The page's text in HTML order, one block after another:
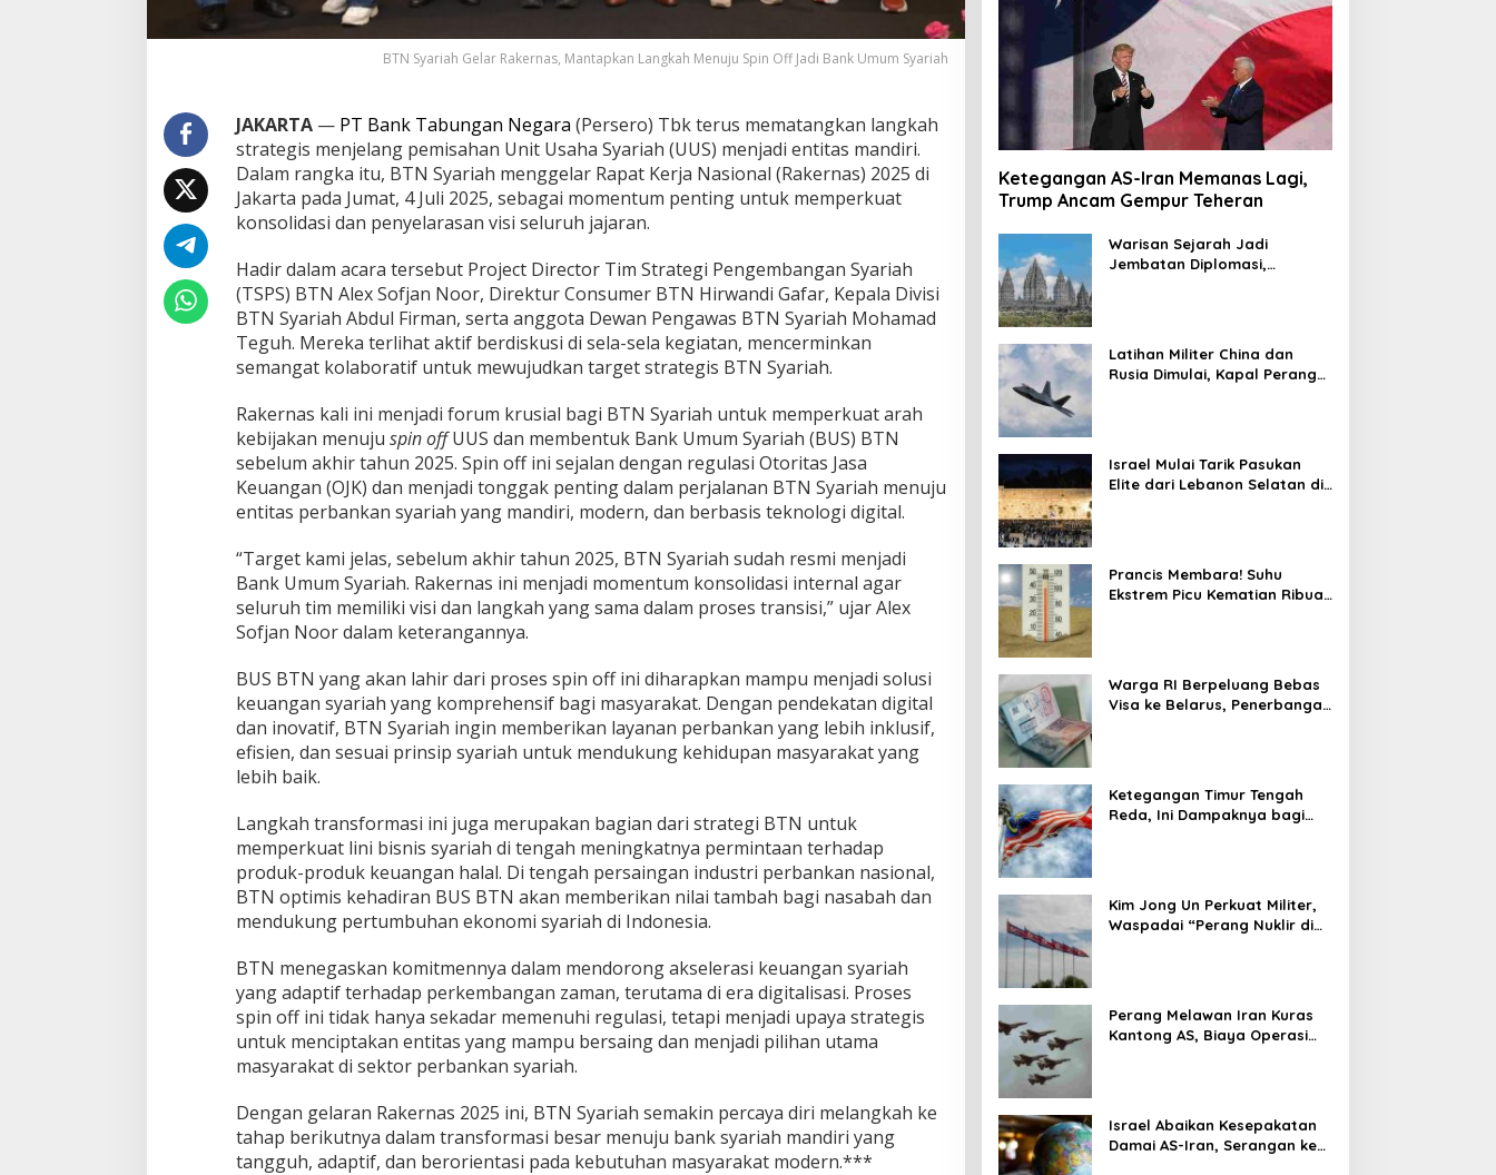
a
n
u
u
S
p
O
f
f
J
a
d
B
a
n
U
m
m
S
y
a
r
a
h
BTN Syariah Gelar Rakernas, Mantapkan Langkah Menuju Spin Off Jadi Bank Umum Syariah
JAKARTA— PT Bank Tabungan Negara (Persero) Tbk terus mematangkan langkah
strategis menjelang pemisahan Unit Usaha Syariah (UUS) menjadi entitas mandiri.
Dalam rangka itu, BTN Syariah menggelar Rapat Kerja Nasional (Rakernas) 2025 di
Jakarta pada Jumat, 4 Juli 2025, sebagai momentum penting untuk memperkuat
konsolidasi dan penyelarasan visi seluruh jajaran.
Hadir dalam acara tersebut Project Director Tim Strategi Pengembangan Syariah
(TSPS) BTN Alex Sofjan Noor, Direktur Consumer BTN Hirwandi Gafar, Kepala Divisi
BTN Syariah Abdul Firman, serta anggota Dewan Pengawas BTN Syariah Mohamad
Teguh. Mereka terlihat aktif berdiskusi di sela-sela kegiatan, mencerminkan
semangat kolaboratif untuk mewujudkan target strategis BTN Syariah.
Rakernas kali ini menjadi forum krusial bagi BTN Syariah untuk memperkuat arah
kebijakan menuju spin offUUS dan membentuk Bank Umum Syariah (BUS) BTN
sebelum akhir tahun 2025. Spin off ini sejalan dengan regulasi Otoritas Jasa
Keuangan (OJK) dan menjadi tonggak penting dalam perjalanan BTN Syariah menuju
entitas perbankan syariah yang mandiri, modern, dan berbasis teknologi digital.
“Target kami jelas, sebelum akhir tahun 2025, BTN Syariah sudah resmi menjadi
Bank Umum Syariah. Rakernas ini menjadi momentum konsolidasi internal agar
seluruh tim memiliki visi dan langkah yang sama dalam proses transisi,” ujar Alex
Sofjan Noor dalam keterangannya.
BUS BTN yang akan lahir dari proses spin off ini diharapkan mampu menjadi solusi
keuangan syariah yang komprehensif bagi masyarakat. Dengan pendekatan digital
dan inovatif, BTN Syariah ingin memberikan layanan perbankan yang lebih inklusif,
efisien, dan sesuai prinsip syariah untuk mendukung kehidupan masyarakat yang
lebih baik.
Langkah transformasi ini juga merupakan bagian dari strategi BTN untuk
memperkuat lini bisnis syariah di tengah meningkatnya permintaan terhadap
produk-produk keuangan halal. Di tengah persaingan industri perbankan nasional,
BTN optimis kehadiran BUS BTN akan memberikan nilai tambah bagi nasabah dan
mendukung pertumbuhan ekonomi syariah di Indonesia.
BTN menegaskan komitmennya dalam mendorong akselerasi keuangan syariah
yang adaptif terhadap perkembangan zaman, terutama di era digitalisasi. Proses
spin off ini tidak hanya sekadar memenuhi regulasi, tetapi menjadi upaya strategis
untuk menciptakan entitas yang mampu bersaing dan menjadi pilihan utama
masyarakat di sektor perbankan syariah.
Dengan gelaran Rakernas 2025 ini, BTN Syariah semakin percaya diri melangkah ke
tahap berikutnya dalam transformasi besar menuju bank syariah mandiri yang
tangguh, adaptif, dan berorientasi pada kebutuhan masyarakat modern.***
Ketegangan AS-Iran Memanas Lagi,
Trump Ancam Gempur Teheran
Warisan Sejarah Jadi
Jembatan Diplomasi,
Latihan Militer China dan
Rusia Dimulai, Kapal Perang
Israel Mulai Tarik Pasukan
Elite dari Lebanon Selatan di
Prancis Membara! Suhu
Ekstrem Picu Kematian Ribuan
Warga RI Berpeluang Bebas
Visa ke Belarus, Penerbangan
Ketegangan Timur Tengah
Reda, Ini Dampaknya bagi
Kim Jong Un Perkuat Militer,
Waspadai “Perang Nuklir di
Perang Melawan Iran Kuras
Kantong AS, Biaya Operasi
Israel Abaikan Kesepakatan
Damai AS-Iran, Serangan ke